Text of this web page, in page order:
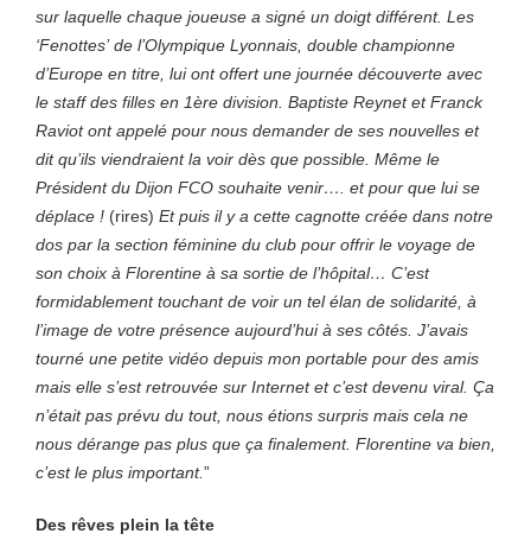
sur laquelle chaque joueuse a signé un doigt différent. Les
‘Fenottes’ de l’Olympique Lyonnais, double championne
d’Europe en titre, lui ont offert une journée découverte avec
le staff des filles en 1ère division. Baptiste Reynet et Franck
Raviot ont appelé pour nous demander de ses nouvelles et
dit qu’ils viendraient la voir dès que possible. Même le
Président du Dijon FCO souhaite venir…. et pour que lui se
déplace ! (rires) Et puis il y a cette cagnotte créée dans notre
dos par la section féminine du club pour offrir le voyage de
son choix à Florentine à sa sortie de l’hôpital… C’est
formidablement touchant de voir un tel élan de solidarité, à
l’image de votre présence aujourd’hui à ses côtés. J’avais
tourné une petite vidéo depuis mon portable pour des amis
mais elle s’est retrouvée sur Internet et c’est devenu viral. Ça
n’était pas prévu du tout, nous étions surpris mais cela ne
nous dérange pas plus que ça finalement. Florentine va bien,
c’est le plus important.”
Des rêves plein la tête